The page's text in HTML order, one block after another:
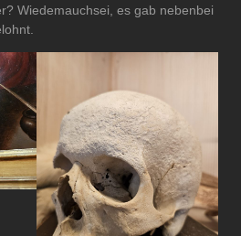
Wiedemauchsei, es gab nebenbei